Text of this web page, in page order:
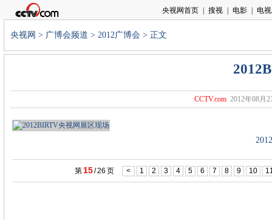
央视网 > 广博会频道 > 2012广博会 > 正文
CCTV.com 2012年08月
第 15/26 页 < 1 2 3 4 5 6 7 8 9 10